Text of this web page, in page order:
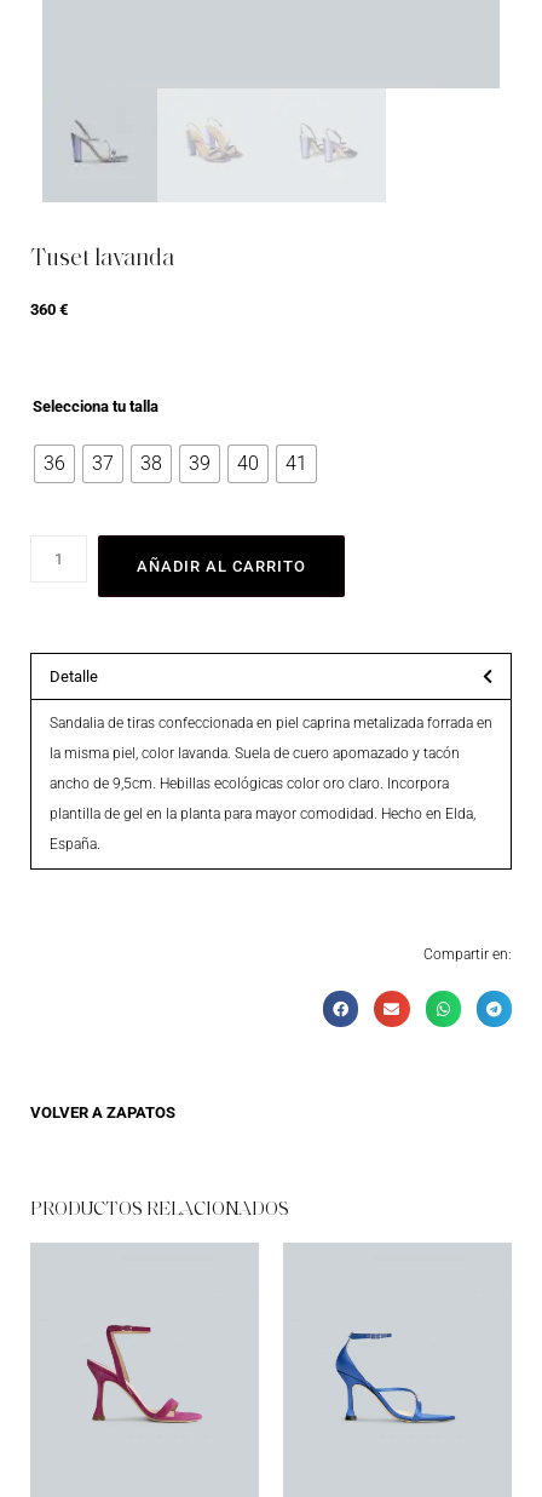
Tuset lavanda
360 €
Selecciona tu talla
36 37 38 39 40 41
AÑADIR AL CARRITO
Detalle
Sandalia de tiras confeccionada en piel caprina metalizada forrada en
la misma piel, color lavanda. Suela de cuero apomazado y tacón
ancho de 9,5cm. Hebillas ecológicas color oro claro. Incorpora
plantilla de gel en la planta para mayor comodidad. Hecho en Elda,
España.
Compartir en:
VOLVER A ZAPATOS
PRODUCTOS RELACIONADOS